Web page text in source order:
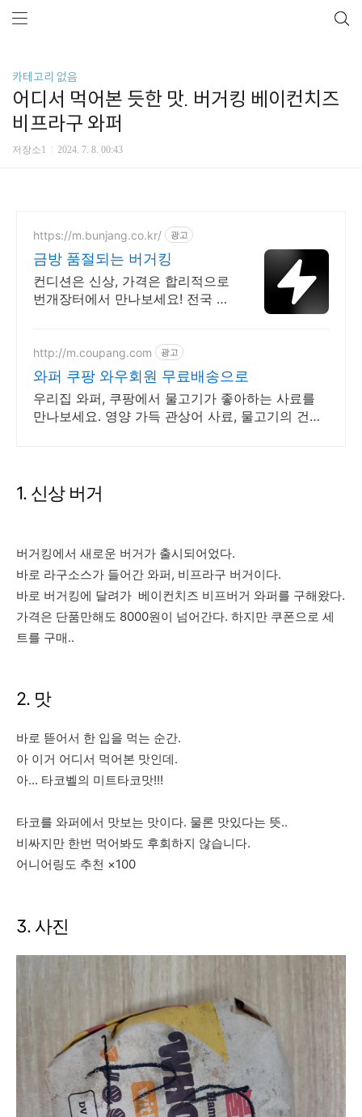
카테고리 없음
어디서 먹어본 듯한 맛. 버거킹 베이컨치즈
비프라구 와퍼
저장소1 2024. 7. 8. 00:43
https://m.bunjang.co.kr/ 광고
금방 품절되는 버거킹
컨디션은 신상, 가격은 합리적으로
번개장터에서 만나보세요! 전국 각
로드
http://m.coupang.com 광고
와퍼 쿠팡 와우회원 무료배송으로
우리집 와퍼, 쿠팡에서 물고기가 좋아하는 사료를
만나보세요. 영양 가득 관상어 사료, 물고기의 건강
1. 신상 버거
버거킹에서 새로운 버거가 출시되어었다.
바로 라구소스가 들어간 와퍼, 비프라구 버거이다.
바로 버거킹에 달려가 베이컨치즈 비프버거 와퍼를 구해왔다.
가격은 단품만해도 8000원이 넘어간다. 하지만 쿠폰으로 세
트를 구매..
2. 맛
바로 뜯어서 한 입을 먹는 순간.
아 이거 어디서 먹어본 맛인데.
아... 타코벨의 미트타코맛!!!
타코를 와퍼에서 맛보는 맛이다. 물론 맛있다는 뜻..
비싸지만 한번 먹어봐도 후회하지 않습니다.
어니어링도 추천 ×100
3. 사진